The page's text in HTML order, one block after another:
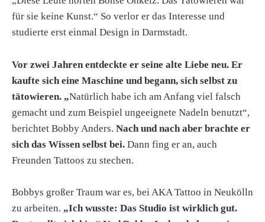
für sie keine Kunst.“ So verlor er das Interesse und
studierte erst einmal Design in Darmstadt.
Vor zwei Jahren entdeckte er seine alte Liebe neu. Er
kaufte sich eine Maschine und begann, sich selbst zu
tätowieren. „Natürlich habe ich am Anfang viel falsch
gemacht und zum Beispiel ungeeignete Nadeln benutzt“,
berichtet Bobby Anders. Nach und nach aber brachte er
sich das Wissen selbst bei. Dann fing er an, auch
Freunden Tattoos zu stechen.
Bobbys großer Traum war es, bei AKA Tattoo in Neukölln
zu arbeiten. „Ich wusste: Das Studio ist wirklich gut.